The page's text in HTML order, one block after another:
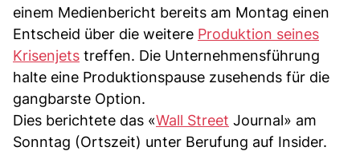
einem Medienbericht bereits am Montag einen
Entscheid über die weitere Produktion seines
Krisenjets treffen. Die Unternehmensführung
halte eine Produktionspause zusehends für die
gangbarste Option.
Dies berichtete das «Wall Street Journal» am
Sonntag (Ortszeit) unter Berufung auf Insider.